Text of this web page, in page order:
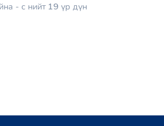
- с нийт 19 үр дүн